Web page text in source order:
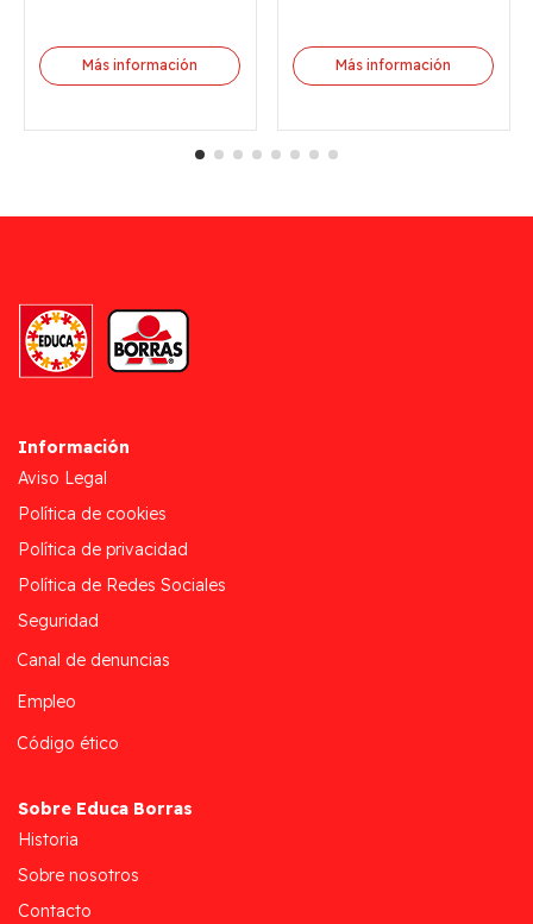
Más información Más información
Información
Aviso Legal
Política de cookies
Política de privacidad
Política de Redes Sociales
Seguridad
Canal de denuncias
Empleo
Código ético
Sobre Educa Borras
Historia
Sobre nosotros
Contacto